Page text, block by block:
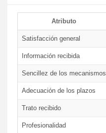
Atributo
Satisfacción general
Información recibida
Sencillez de los mecanismos
Adecuación de los plazos
Trato recibido
Profesionalidad